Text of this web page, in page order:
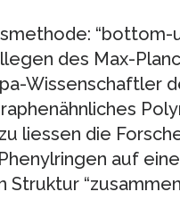
des Max-
Wissenschaftler
liessen die
auf
Struktur